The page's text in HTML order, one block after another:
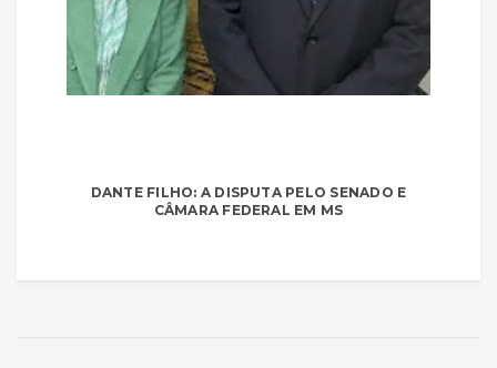
DANTE FILHO: A DISPUTA PELO SENADO E
CÂMARA FEDERAL EM MS